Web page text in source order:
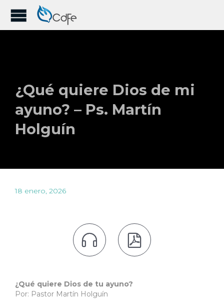
¿Qué quiere Dios de mi
ayuno? – Ps. Martín
Holguín
18 enero, 2026
 
¿Qué quiere Dios de tu ayuno?
Por: Pastor Martín Holguín